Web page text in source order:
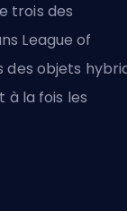
trois des
League of
des objets
à la fois les